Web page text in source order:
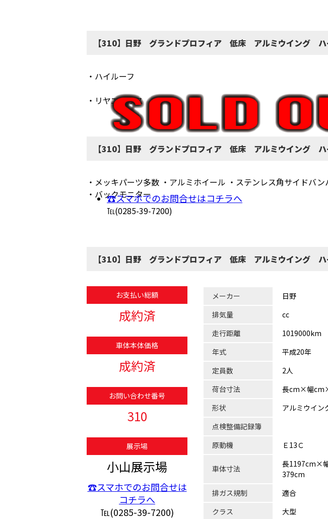
【310】日野 グランドプロフィア 低床 アルミウイング ハ
・ハイルーフ
・リヤエアサス
【310】日野 グランドプロフィア 低床 アルミウイング ハ
・メッキパーツ多数 ・アルミホイール ・ステンレス角サイドバ
・バックモニター
☎スマホでのお問合せはコチラへ
℡(0285-39-7200)
【310】日野 グランドプロフィア 低床 アルミウイング ハ
お支払い総額
成約済
車体本体価格
成約済
お問い合わせ番号
310
展示場
小山展示場
☎スマホでのお問合せは
コチラへ
℡(0285-39-7200)
メーカー 日野
排気量
cc
走行距離
1019000km
年式
平成20年
定員数
2人
荷台寸法
長cm×幅
形状
アルミウイン
点検整備記録簿
原動機
Ｅ13Ｃ
車体寸法
長1197cm×
379cm
排ガス規制 適合
クラス
大型